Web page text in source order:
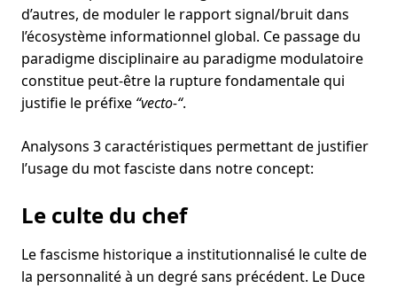
d’autres, de moduler le rapport signal/bruit dans
l’écosystème informationnel global. Ce passage du
paradigme disciplinaire au paradigme modulatoire
constitue peut-être la rupture fondamentale qui
justifie le préfixe “vecto-“.
Analysons 3 caractéristiques permettant de justifier
l’usage du mot fasciste dans notre concept:
Le culte du chef
Le fascisme historique a institutionnalisé le culte de
la personnalité à un degré sans précédent. Le Duce